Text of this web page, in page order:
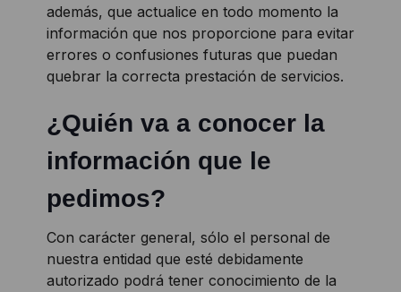
además, que actualice en todo momento la
información que nos proporcione para evitar
errores o confusiones futuras que puedan
quebrar la correcta prestación de servicios.
¿Quién va a conocer la
información que le
pedimos?
Con carácter general, sólo el personal de
nuestra entidad que esté debidamente
autorizado podrá tener conocimiento de la